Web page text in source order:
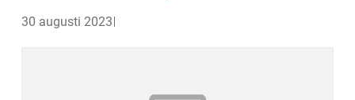
30 augusti 2023